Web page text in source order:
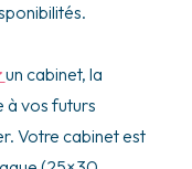
un cabinet, la
à vos futurs
Votre cabinet est